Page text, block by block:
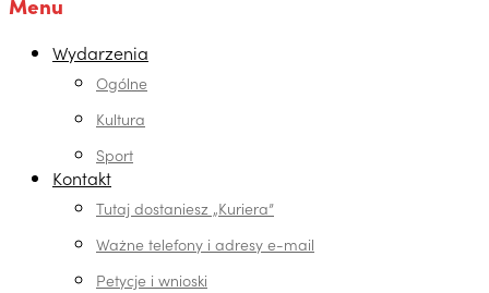
Wydarzenia
Ogólne
Kultura
Sport
Kontakt
Tutaj dostaniesz „Kuriera”
Ważne telefony i adresy e-mail
Petycje i wnioski